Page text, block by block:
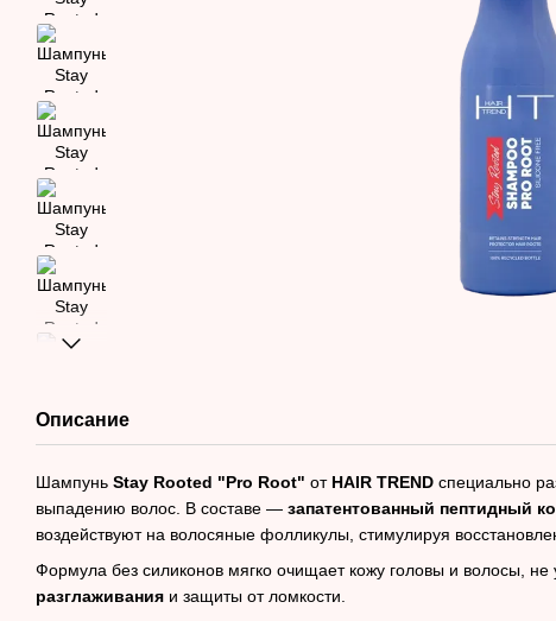
Описание
Шампунь Stay Rooted "Pro Root" от HAIR TREND специально
выпадению волос. В составе — запатентованный пептидный
воздействуют на волосяные фолликулы, стимулируя
Формула без силиконов мягко очищает кожу головы и волосы,
разглаживания и защиты от ломкости.